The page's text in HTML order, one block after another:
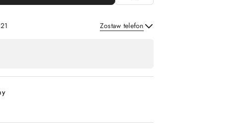
Zostaw telefon